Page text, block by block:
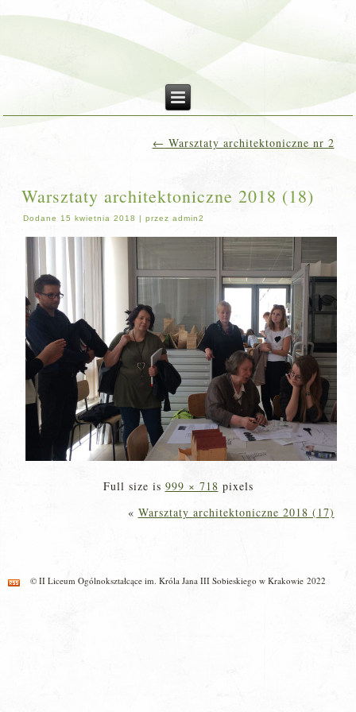
← Warsztaty architektoniczne nr 2
Warsztaty architektoniczne 2018 (18)
Dodane 15 kwietnia 2018 |przez admin2
Full size is 999 × 718 pixels
« Warsztaty architektoniczne 2018 (17)
© II Liceum Ogólnokształcące im. Króla Jana III Sobieskiego w Krakowie 2022